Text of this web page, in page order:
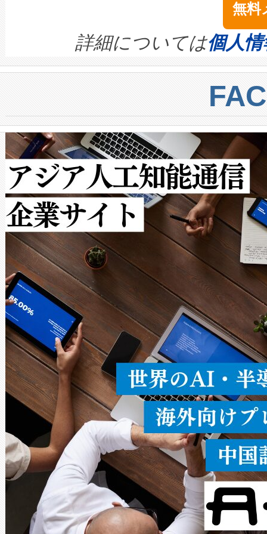
きます。この効率性は、フェ
ます。 Voltaiq provides a
quality and reliability for AI
BESS stack to ensure battery
centers. Voltaiqは、ai&のAI
からシステム統合、試運転、
クルの各段階のデータを監視
[…]
イズの小径化を実現すること
す。ノーマルモードでは、
ートル先まで検出でき、これ
トに対して約600メートルに
では、反射率10％のターゲッ
で向上し、最大検知距離は
ットだけで最大1キロメート
ルの変電所周囲を監視でき、
作業と点群処理を簡素化でき
Avia 2は、2種類のFOVオプシ
× 80°のノーマルモード、長
ードを切り替えて使用するこ
ることなく、単一のデバイス
うにします。遠距離まで届く
密度なスキャ […]
無料
詳細については個人